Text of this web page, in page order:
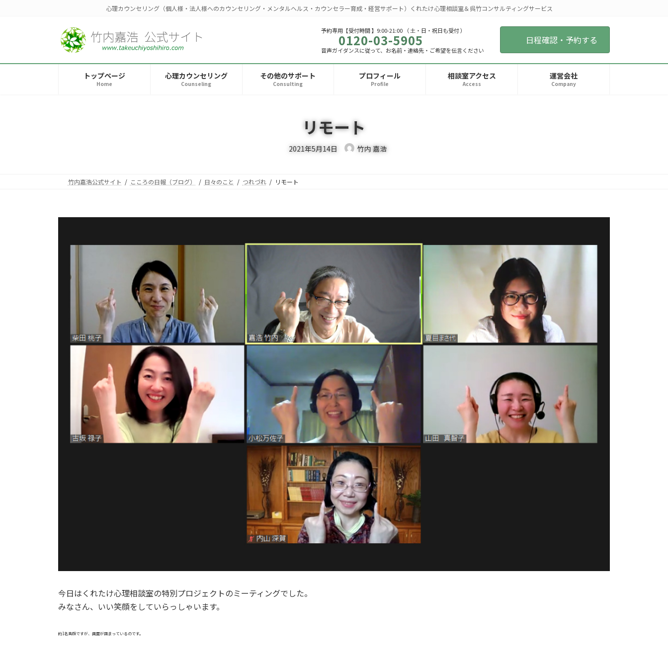
へ
ョ
心理カウンセリング（個人様・法人様へのカウンセリング・メンタルヘルス・カウンセラー育成・経営サポート）くれたけ心理相談室＆呉竹コンサルティングサービス
予約専用【受付時間 】9:00-21:00 （ 土・日・祝日も受付 ）
0120-03-5905
音声ガイダンスに従って、お名前・連絡先・ご希望を伝言ください
日程確認・予約する
トップページ
Home
心理カウンセリング
Counseling
その他のサポート
Consulting
プロフィール
Profile
相談室アクセス
Access
運営会社
Company
リモート
2021年5月14日 竹内 嘉浩
竹内嘉浩公式サイト こころの日報（ブログ） 日々のこと つれづれ リモート
今日はくれたけ心理相談室の特別プロジェクトのミーティングでした。
みなさん、いい笑顔をしていらっしゃいます。
約1名真顔ですが、画面が固まっているのです。